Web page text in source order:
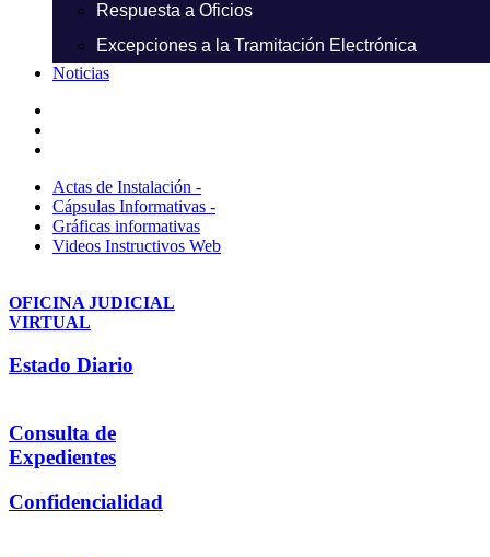
Respuesta a Oficios
Excepciones a la Tramitación Electrónica
Noticias
Actas de Instalación -
Cápsulas Informativas -
Gráficas informativas
Videos Instructivos Web
OFICINA JUDICIAL
VIRTUAL
Estado Diario
Consulta de
Expedientes
Confidencialidad